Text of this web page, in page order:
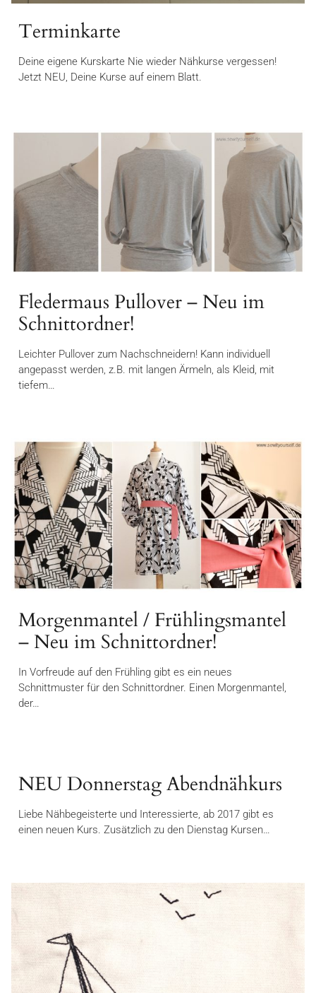
Terminkarte
Deine eigene Kurskarte Nie wieder Nähkurse vergessen!
Jetzt NEU, Deine Kurse auf einem Blatt.
Fledermaus Pullover – Neu im
Schnittordner!
Leichter Pullover zum Nachschneidern! Kann individuell
angepasst werden, z.B. mit langen Ärmeln, als Kleid, mit
tiefem…
Morgenmantel / Frühlingsmantel
– Neu im Schnittordner!
In Vorfreude auf den Frühling gibt es ein neues
Schnittmuster für den Schnittordner. Einen Morgenmantel,
der…
NEU Donnerstag Abendnähkurs
Liebe Nähbegeisterte und Interessierte, ab 2017 gibt es
einen neuen Kurs. Zusätzlich zu den Dienstag Kursen…